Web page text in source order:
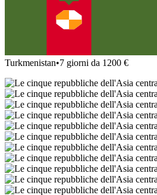
Turkmenistan•7 giorni da 1200 €